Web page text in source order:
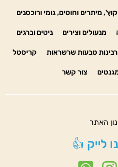
מיתרים וחוטים, גומי ורוכסנים
מנעולים וצירים ניטים וברגים
טבעות שרשראות קריסטל
צור קשר
האתר
לייק 👍